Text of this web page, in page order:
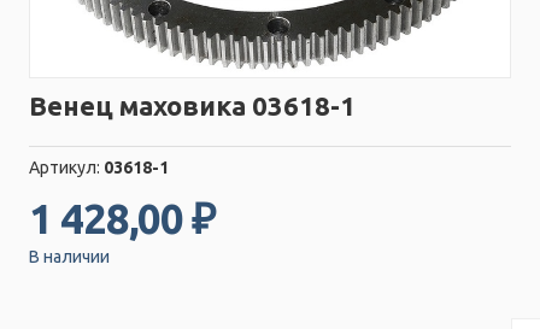
Венец маховика 03618-1
Артикул: 03618-1
1 428,00 ₽
В наличии